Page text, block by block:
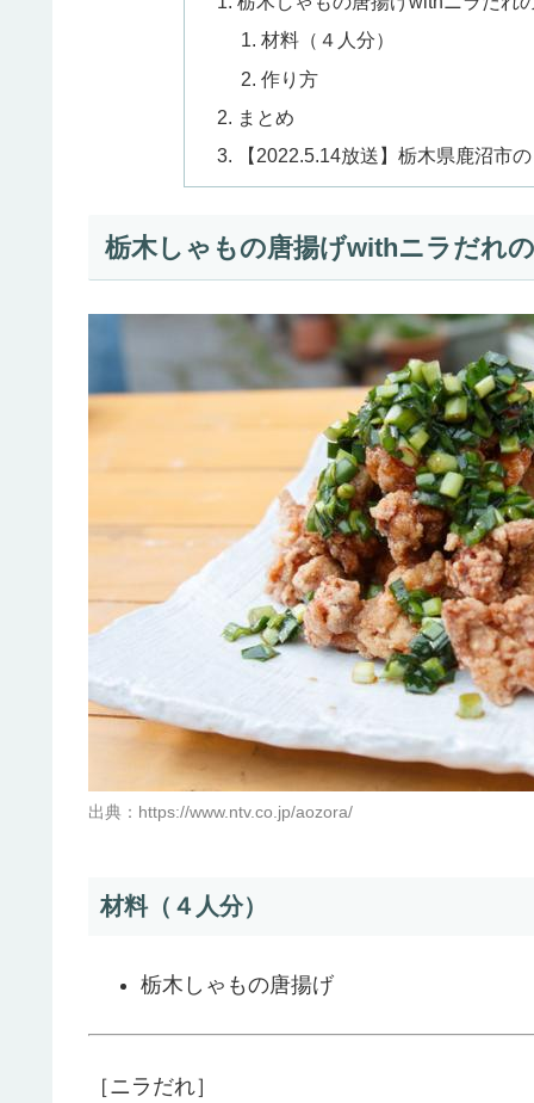
材料（４人分）
作り方
まとめ
【2022.5.14放送】栃木県鹿沼市
栃木しゃもの唐揚げwithニラだれ
出典：https://www.ntv.co.jp/aozora/
材料（４人分）
栃木しゃもの唐揚げ
［ニラだれ］